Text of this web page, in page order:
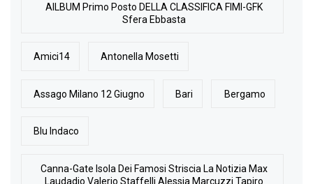
AlLBUM Primo Posto DELLA CLASSIFICA FIMI-GFK
Sfera Ebbasta
Amici14 Antonella Mosetti
Assago Milano 12 Giugno Bari Bergamo
Blu Indaco
Canna-Gate Isola Dei Famosi Striscia La Notizia Max
Laudadio Valerio Staffelli Alessia Marcuzzi Tapiro